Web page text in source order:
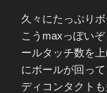
久々にたっぷり
こうmaxっぽい
ールタッチ数を
にボールが回っ
ディコンタクト